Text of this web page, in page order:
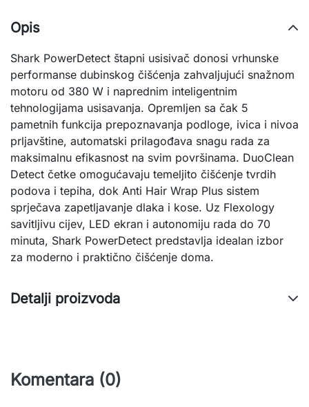
Opis
Shark PowerDetect štapni usisivač donosi vrhunske
performanse dubinskog čišćenja zahvaljujući snažnom
motoru od 380 W i naprednim inteligentnim
tehnologijama usisavanja. Opremljen sa čak 5
pametnih funkcija prepoznavanja podloge, ivica i nivoa
prljavštine, automatski prilagođava snagu rada za
maksimalnu efikasnost na svim površinama. DuoClean
Detect četke omogućavaju temeljito čišćenje tvrdih
podova i tepiha, dok Anti Hair Wrap Plus sistem
sprječava zapetljavanje dlaka i kose. Uz Flexology
savitljivu cijev, LED ekran i autonomiju rada do 70
minuta, Shark PowerDetect predstavlja idealan izbor
za moderno i praktično čišćenje doma.
Detalji proizvoda
Komentara (0)